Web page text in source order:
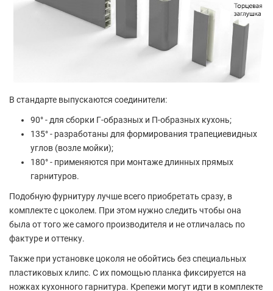
В стандарте выпускаются соединители:
90° - для сборки Г-образных и П-образных кухонь;
135° - разработаны для формирования трапециевидных
углов (возле мойки);
180° - применяются при монтаже длинных прямых
гарнитуров.
Подобную фурнитуру лучше всего приобретать сразу, в
комплекте с цоколем. При этом нужно следить чтобы она
была от того же самого производителя и не отличалась по
фактуре и оттенку.
Также при установке цоколя не обойтись без специальных
пластиковых клипс. С их помощью планка фиксируется на
ножках кухонного гарнитура. Крепежи могут идти в комплекте